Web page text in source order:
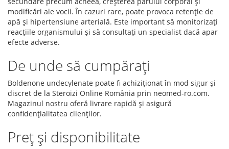
modificări ale vocii. În cazuri rare, poate provoca retenție de
apă și hipertensiune arterială. Este important să monitorizați
reacțiile organismului și să consultați un specialist dacă apar
efecte adverse.
De unde să cumpărați
Boldenone undecylenate poate fi achiziționat în mod sigur și
discret de la Steroizi Online România prin neomed-ro.com.
Magazinul nostru oferă livrare rapidă și asigură
confidențialitatea clienților.
Preț și disponibilitate